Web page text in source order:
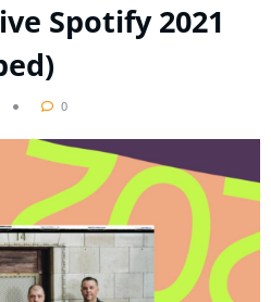
Spotify 2021
0